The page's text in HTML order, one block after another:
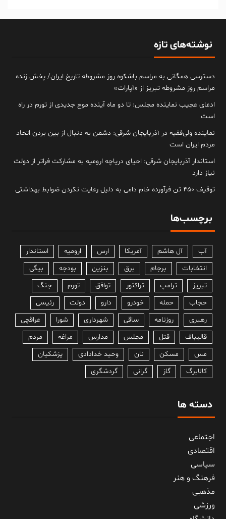
نوشته‌های تازه
دسترسی همگانی به مراسم باشکوه روز مشروطه تاریخ ایران/ پخش زنده
مراسم روز مشروطه تبریز از «آپارات»
ادعای عجیب نماینده مجلس: تا دو ماه آینده موج جدیدی از تورم در راه
است
نماینده ولی‌فقیه در آذربایجان شرقی: دشمن به دنبال از بین بردن اتحاد
مردم ایران است
استاندار آذربایجان شرقی: احیای دریاچه ارومیه به مشارکت فراتر از دولت
نیاز دارد
توقیف ۴۵۰ تن فرآورده خام دامی به دلیل رعایت نکردن ضوابط بهداشتی
برچسب‌ها
آب آل هاشم آمریکا ارس ارومیه
استاندار
انتخابات
برجام برق بنزین بودجه
بیگی
تبریز
ترامپ تراکتور توافق تورم
جنگ
حجاب
حمله خودرو دارو دولت
رئیسی
رهبری
روزنامه ساقی شهرداری شورا
عراقچی
قالیباف
قتل مجلس مدارس مراغه
مردم
مس
مسکن نان وحید خدادادی
پزشکیان
کالابرگ
گاز گرانی گردشگری
دسته ها
اجتماعی
اقتصادی
سیاسی
فرهنگ و هنر
مذهبی
ورزشی